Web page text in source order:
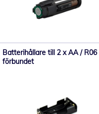
Batterihållare till 2 x AA /
förbundet